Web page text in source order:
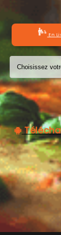
MENTIONS
En